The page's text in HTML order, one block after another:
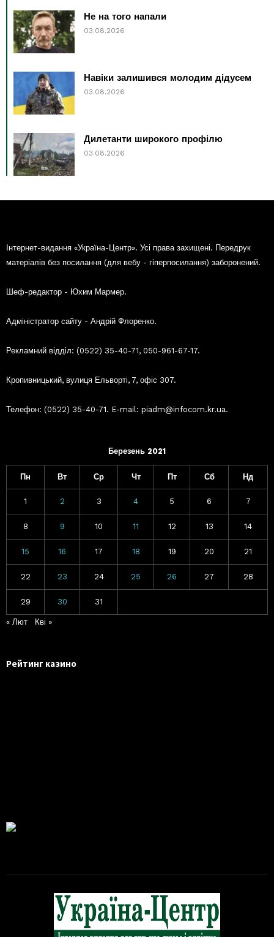
Не на того напали
03.08.2026
Навіки залишився молодим дідусем
03.08.2026
Дилетанти широкого профілю
03.08.2026
Інтернет-видання «Україна-Центр». Усі права захищені. Передрук
матеріалів без посилання (для вебу - гіперпосилання) заборонений.
Шеф-редактор - Юхим Мармер.
Адміністратор сайту - Андрій Флоренко.
Рекламний відділ: (0522) 35-40-71, 050-961-67-17.
Кропивницький, вулиця Ельворті, 7, офіс 307.
Телефон: (0522) 35-40-71. E-mail: piadm@infocom.kr.ua.
Березень 2021
Пн Вт Ср Чт Пт Сб Нд
1 2 3 4 5 6 7
8 9 10 11 12 13 14
15 16 17 18 19 20 21
22 23 24 25 26 27 28
29 30 31
« Лют Кві »
Рейтинг казино